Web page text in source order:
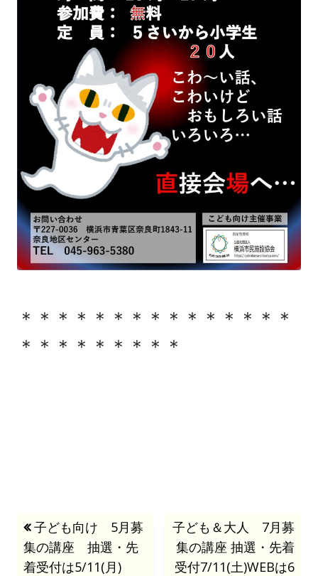
＊＊＊＊＊＊＊＊＊＊＊＊＊＊＊
＊＊＊＊＊＊＊＊＊
投
稿
前
の
記
子ども向け 5月募
集の講座 抽選・先
着受付は5/11(月)
次
の
記
子ども＆大人 7月募
集の講座 抽選・先着
受付7/11(土)WEBは6